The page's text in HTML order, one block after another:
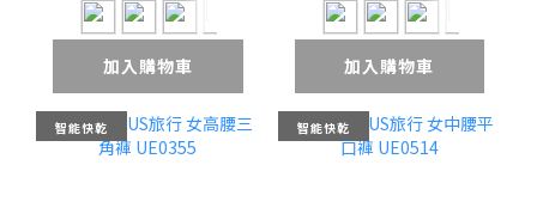
加入購物車 加入購物車
智能快乾 智能快乾